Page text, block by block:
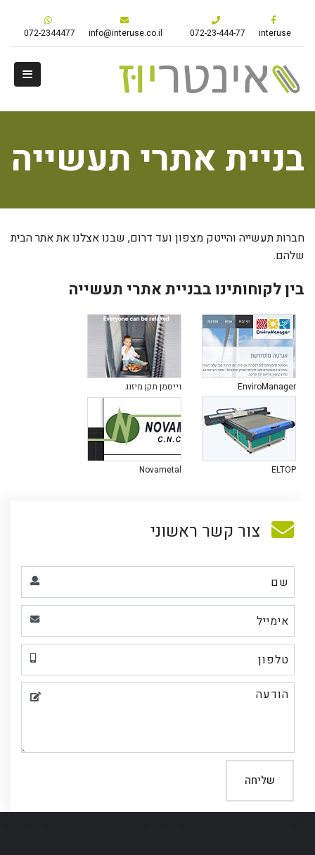
interuse
072-23-444-77
info@interuse.co.il
072-2344477
בניית אתרי תעשייה
חברות תעשייה והייטק מצפון ועד דרום, שבנו אצלנו את אתר הבית
שלהם.
בין לקוחותינו בבניית אתרי תעשייה
EnviroManager וייסמן תקן מיזוג
ELTOP
Novametal
שליחה